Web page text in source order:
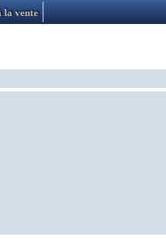
la vente